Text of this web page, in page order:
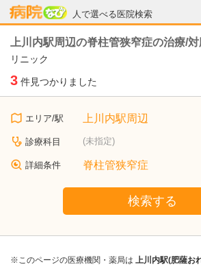
人で選べる医院検索
病院なび
上川内駅周辺の脊柱管狭窄症の治療/
リニック
3 件見つかりました
エリア/駅 上川内駅周辺
診療科目 (未指定)
詳細条件 脊柱管狭窄症
検索する
※このページの医療機関・薬局は 上川内駅(肥薩お